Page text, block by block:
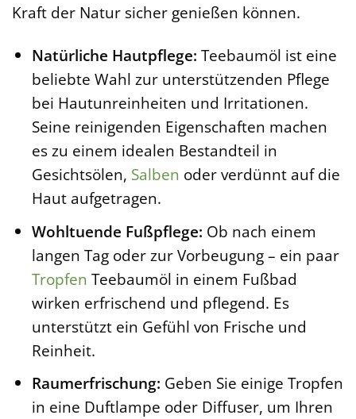
Kraft der Natur sicher genießen können.
Natürliche Hautpflege: Teebaumöl ist eine
beliebte Wahl zur unterstützenden Pflege
bei Hautunreinheiten und Irritationen.
Seine reinigenden Eigenschaften machen
es zu einem idealen Bestandteil in
Gesichtsölen, Salben oder verdünnt auf die
Haut aufgetragen.
Wohltuende Fußpflege: Ob nach einem
langen Tag oder zur Vorbeugung – ein paar
Tropfen Teebaumöl in einem Fußbad
wirken erfrischend und pflegend. Es
unterstützt ein Gefühl von Frische und
Reinheit.
Raumerfrischung: Geben Sie einige Tropfen
in eine Duftlampe oder Diffuser, um Ihren